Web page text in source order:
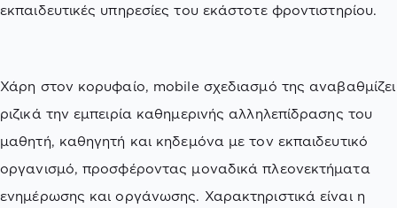
εκπαιδευτικές υπηρεσίες του εκάστοτε φροντιστηρίου.
Χάρη στον κορυφαίο, mobile σχεδιασμό της αναβαθμίζει
ριζικά την εμπειρία καθημερινής αλληλεπίδρασης του
μαθητή, καθηγητή και κηδεμόνα με τον εκπαιδευτικό
οργανισμό, προσφέροντας μοναδικά πλεονεκτήματα
ενημέρωσης και οργάνωσης. Χαρακτηριστικά είναι η